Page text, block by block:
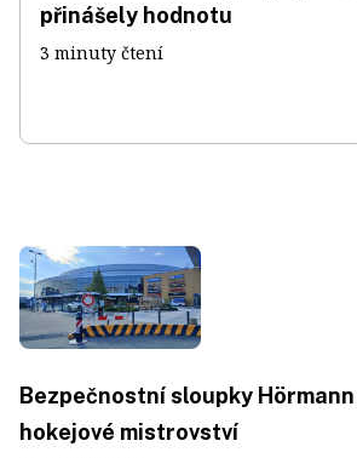
přinášely hodnotu
3 minuty čtení
Bezpečnostní sloupky
hokejové mistrovství